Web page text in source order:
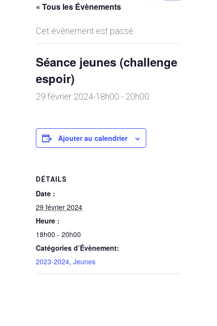
« Tous les Évènements
Cet évènement est passé.
Séance jeunes (challenge
espoir)
29 février 2024-18h00 - 20h00
Ajouter au calendrier
DÉTAILS
Date :
29 février 2024
Heure :
18h00 - 20h00
Catégories d’Évènement:
2023-2024, Jeunes